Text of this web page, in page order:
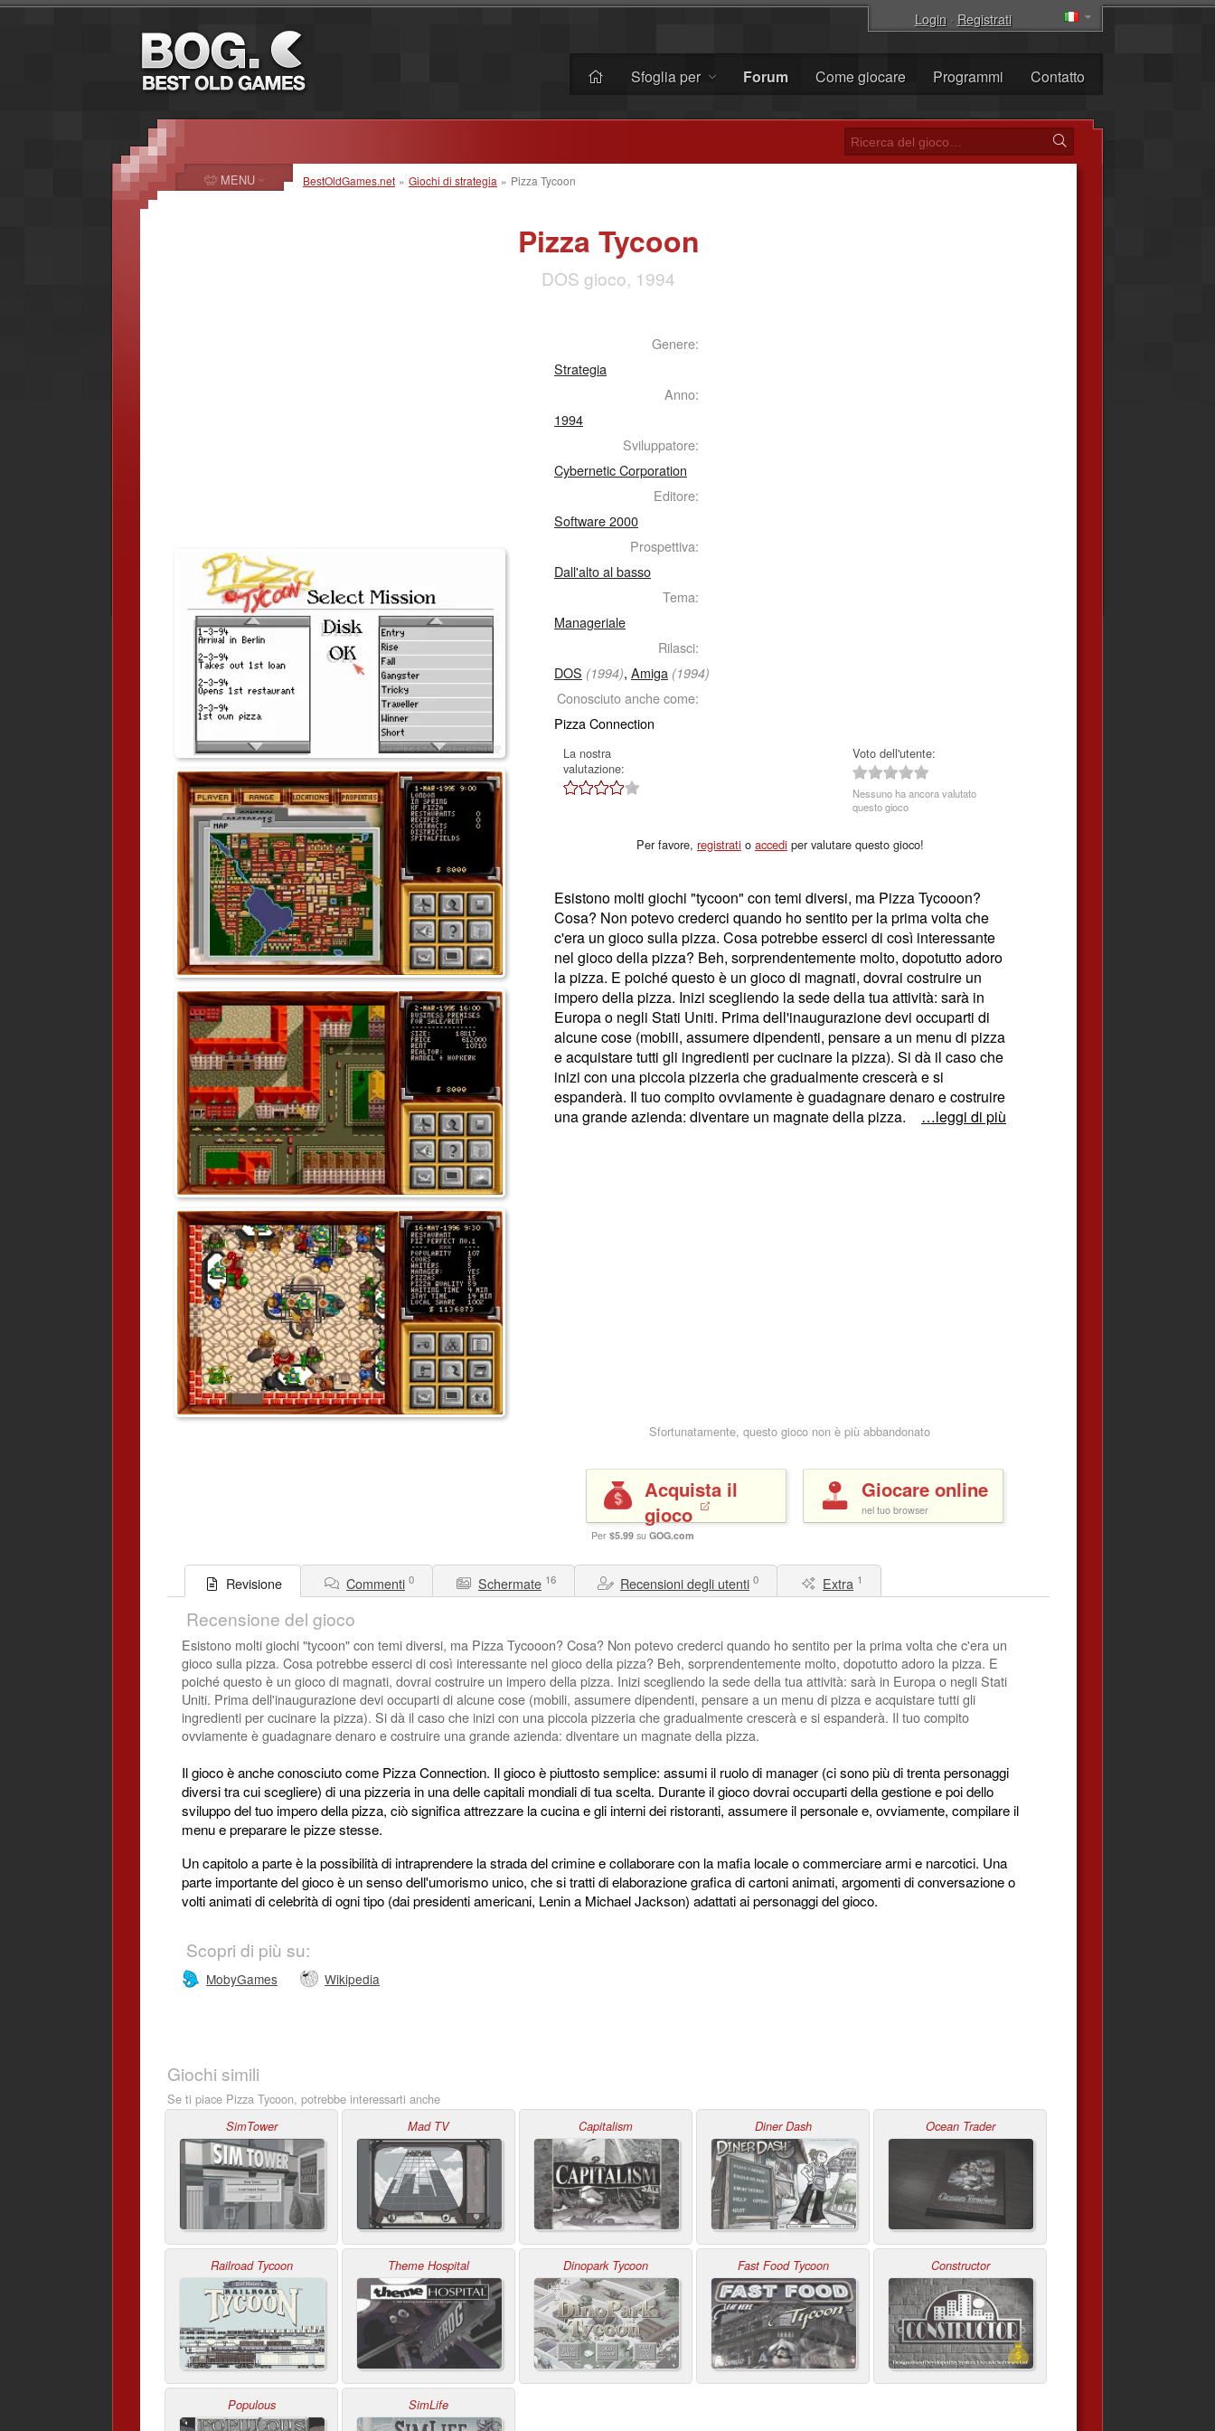
Login· Registrati
Sfoglia per Forum Come giocare Programmi Contatto
BestOldGames.net » Giochi di strategia » Pizza Tycoon
Pizza Tycoon
DOS gioco, 1994
Genere:
Strategia
Anno:
1994
Sviluppatore:
Cybernetic Corporation
Editore:
Software 2000
Prospettiva:
Dall'alto al basso
Tema:
Manageriale
Rilasci:
DOS (1994), Amiga (1994)
Conosciuto anche come:
Pizza Connection
La nostra
valutazione:
Voto dell'utente:
Nessuno ha ancora valutato
questo gioco
Per favore, registrati o accedi per valutare questo gioco!
Esistono molti giochi "tycoon" con temi diversi, ma Pizza Tycooon?
Cosa? Non potevo crederci quando ho sentito per la prima volta che
c'era un gioco sulla pizza. Cosa potrebbe esserci di così interessante
nel gioco della pizza? Beh, sorprendentemente molto, dopotutto adoro
la pizza. E poiché questo è un gioco di magnati, dovrai costruire un
impero della pizza. Inizi scegliendo la sede della tua attività: sarà in
Europa o negli Stati Uniti. Prima dell'inaugurazione devi occuparti di
alcune cose (mobili, assumere dipendenti, pensare a un menu di pizza
e acquistare tutti gli ingredienti per cucinare la pizza). Si dà il caso che
inizi con una piccola pizzeria che gradualmente crescerà e si
espanderà. Il tuo compito ovviamente è guadagnare denaro e costruire
una grande azienda: diventare un magnate della pizza.
…leggi di più
Sfortunatamente, questo gioco non è più abbandonato
Acquista il
gioco
Per $5.99 su GOG.com
Giocare online
nel tuo browser
Revisione Commenti 0 Schermate 16 Recensioni degli utenti 0 Extra 1
Recensione del gioco
Esistono molti giochi "tycoon" con temi diversi, ma Pizza Tycooon? Cosa? Non potevo crederci quando ho sentito per la prima volta che c'era un
gioco sulla pizza. Cosa potrebbe esserci di così interessante nel gioco della pizza? Beh, sorprendentemente molto, dopotutto adoro la pizza. E
poiché questo è un gioco di magnati, dovrai costruire un impero della pizza. Inizi scegliendo la sede della tua attività: sarà in Europa o negli Stati
Uniti. Prima dell'inaugurazione devi occuparti di alcune cose (mobili, assumere dipendenti, pensare a un menu di pizza e acquistare tutti gli
ingredienti per cucinare la pizza). Si dà il caso che inizi con una piccola pizzeria che gradualmente crescerà e si espanderà. Il tuo compito
ovviamente è guadagnare denaro e costruire una grande azienda: diventare un magnate della pizza.
Il gioco è anche conosciuto come Pizza Connection. Il gioco è piuttosto semplice: assumi il ruolo di manager (ci sono più di trenta personaggi
diversi tra cui scegliere) di una pizzeria in una delle capitali mondiali di tua scelta. Durante il gioco dovrai occuparti della gestione e poi dello
sviluppo del tuo impero della pizza, ciò significa attrezzare la cucina e gli interni dei ristoranti, assumere il personale e, ovviamente, compilare il
menu e preparare le pizze stesse.
Un capitolo a parte è la possibilità di intraprendere la strada del crimine e collaborare con la mafia locale o commerciare armi e narcotici. Una
parte importante del gioco è un senso dell'umorismo unico, che si tratti di elaborazione grafica di cartoni animati, argomenti di conversazione o
volti animati di celebrità di ogni tipo (dai presidenti americani, Lenin a Michael Jackson) adattati ai personaggi del gioco.
Scopri di più su:
MobyGames Wikipedia
Giochi simili
Se ti piace Pizza Tycoon, potrebbe interessarti anche
SimTower Mad TV Capitalism Diner Dash Ocean Trader
Railroad Tycoon Theme Hospital Dinopark Tycoon Fast Food Tycoon Constructor
Populous SimLife
MENU